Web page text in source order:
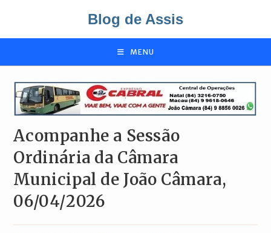
o
Blog de Assis
MENU
Acompanhe a Sessão
Ordinária da Câmara
Municipal de João Câmara,
06/04/2026